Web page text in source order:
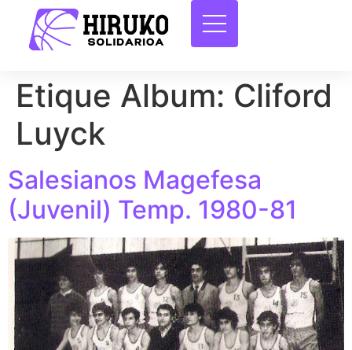
Etique Album: Cliford
Luyck
Salesianos Magefesa
(Juvenil) Temp. 1980-81